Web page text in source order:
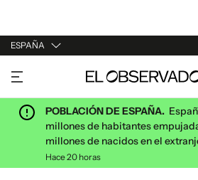
ESPAÑA
URUGUAY
ARGENTINA
ESPAÑA
ESTADOS UNIDOS
POBLACIÓN DE ESPAÑA.
millones de habitantes
millones de nacidos en el
Hace 20 horas